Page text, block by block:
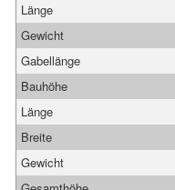
Länge
Gewicht
Gabellänge
Bauhöhe
Länge
Breite
Gewicht